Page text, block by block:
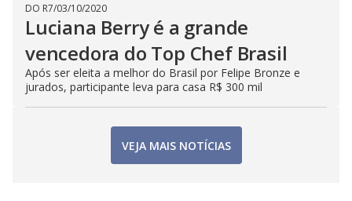
DO R7/03/10/2020
Luciana Berry é a grande
vencedora do Top Chef Brasil
Após ser eleita a melhor do Brasil por Felipe Bronze e
jurados, participante leva para casa R$ 300 mil
VEJA MAIS NOTÍCIAS